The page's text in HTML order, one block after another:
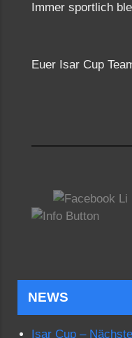
Immer sportlich
Euer Isar Cup
NEWS
Isar Cup –